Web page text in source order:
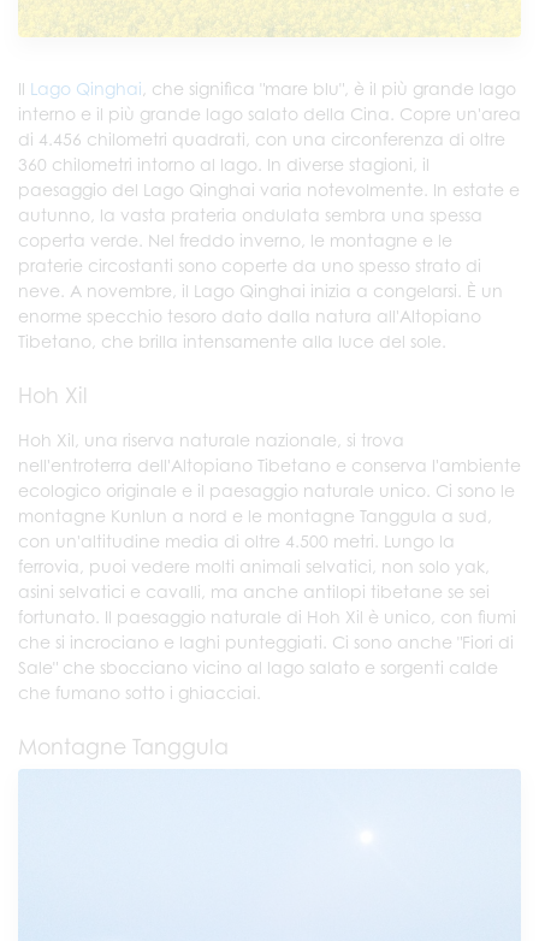
Il Lago Qinghai, che significa "mare blu", è il più grande lago
interno e il più grande lago salato della Cina. Copre un'area
di 4.456 chilometri quadrati, con una circonferenza di oltre
360 chilometri intorno al lago. In diverse stagioni, il
paesaggio del Lago Qinghai varia notevolmente. In estate e
autunno, la vasta prateria ondulata sembra una spessa
coperta verde. Nel freddo inverno, le montagne e le
praterie circostanti sono coperte da uno spesso strato di
neve. A novembre, il Lago Qinghai inizia a congelarsi. È un
enorme specchio tesoro dato dalla natura all'Altopiano
Tibetano, che brilla intensamente alla luce del sole.
Hoh Xil
Hoh Xil, una riserva naturale nazionale, si trova
nell'entroterra dell'Altopiano Tibetano e conserva l'ambiente
ecologico originale e il paesaggio naturale unico. Ci sono le
montagne Kunlun a nord e le montagne Tanggula a sud,
con un'altitudine media di oltre 4.500 metri. Lungo la
ferrovia, puoi vedere molti animali selvatici, non solo yak,
asini selvatici e cavalli, ma anche antilopi tibetane se sei
fortunato. Il paesaggio naturale di Hoh Xil è unico, con fiumi
che si incrociano e laghi punteggiati. Ci sono anche "Fiori di
Sale" che sbocciano vicino al lago salato e sorgenti calde
che fumano sotto i ghiacciai.
Montagne Tanggula